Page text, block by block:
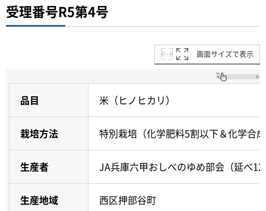
受理番号R5第4号
画面サイズで表示
品目 米（ヒノヒカリ）
栽培方法 特別栽培（化学肥料5割以下＆化学合
生産者 JA兵庫六甲おしべのゆめ部会（延べ
生産地域 西区押部谷町